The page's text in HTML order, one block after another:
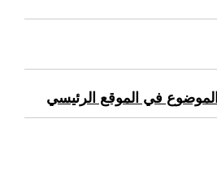
في الموقع الرئيسي